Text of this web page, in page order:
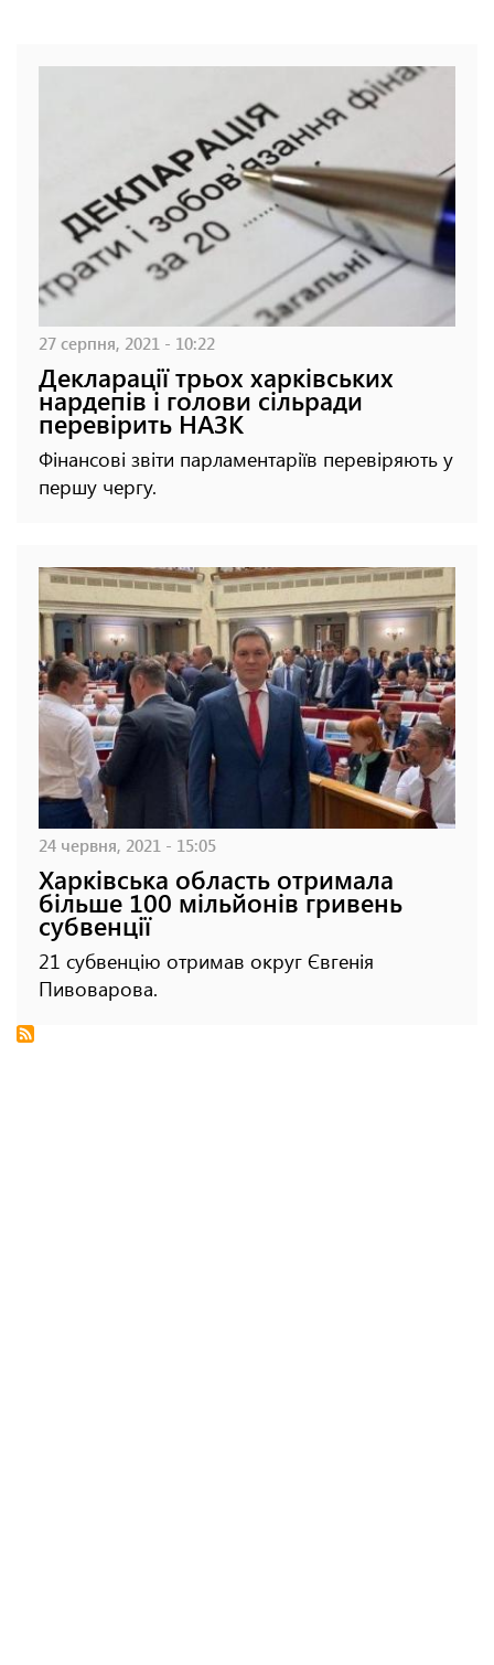
27 серпня, 2021 - 10:22
Декларації трьох харківських
нардепів і голови сільради
перевірить НАЗК
Фінансові звіти парламентаріїв перевіряють у
першу чергу.
24 червня, 2021 - 15:05
Харківська область отримала
більше 100 мільйонів гривень
субвенції
21 субвенцію отримав округ Євгенія
Пивоварова.